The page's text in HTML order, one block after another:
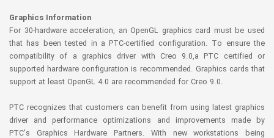
Graphics Information
For 30-hardware acceleration, an OpenGL graphics card must be used
that has been tested in a PTC-certified configuration. To ensure the
compatibility of a graphics driver with Creo 9.0,a PTC certified or
supported hardware configuration is recommended. Graphics cards that
support at least OpenGL 4.0 are recommended for Creo 9.0.
PTC recognizes that customers can benefit from using latest graphics
driver and performance optimizations and improvements made by
PTC's Graphics Hardware Partners. With new workstations being